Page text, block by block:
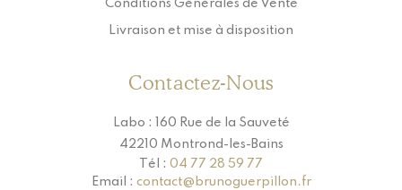
Conditions Générales de Vente
Livraison et mise à disposition
Contactez-Nous
Labo : 160 Rue de la Sauveté
42210 Montrond-les-Bains
Tél : 04 77 28 59 77
Email : contact@brunoguerpillon.fr